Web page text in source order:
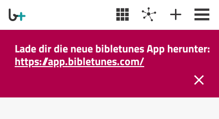
Lade dir die neue bibletunes App herunter:
https://app.bibletunes.com/